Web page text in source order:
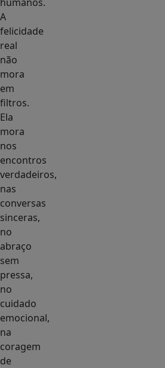
A
felicidade
real
não
mora
em
filtros.
Ela
mora
nos
encontros
verdadeiros,
nas
conversas
sinceras,
no
abraço
sem
pressa,
no
cuidado
emocional,
na
coragem
de